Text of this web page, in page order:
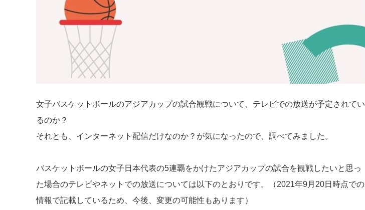
女子バスケットボールのアジアカップの試合観戦について、テレビでの放送が予定されてい
るのか？
それとも、インターネット配信だけなのか？が気になったので、調べてみました。
バスケットボールの女子日本代表の5連覇をかけたアジアカップの試合を観戦したいと思っ
た場合のテレビやネットでの放送については以下のとおりです。（2021年9月20日時点での
情報で記載しているため、今後、変更の可能性もあります）